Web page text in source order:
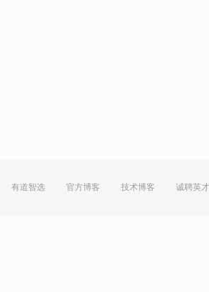
有道智选 官方博客 技术博客 诚聘英才